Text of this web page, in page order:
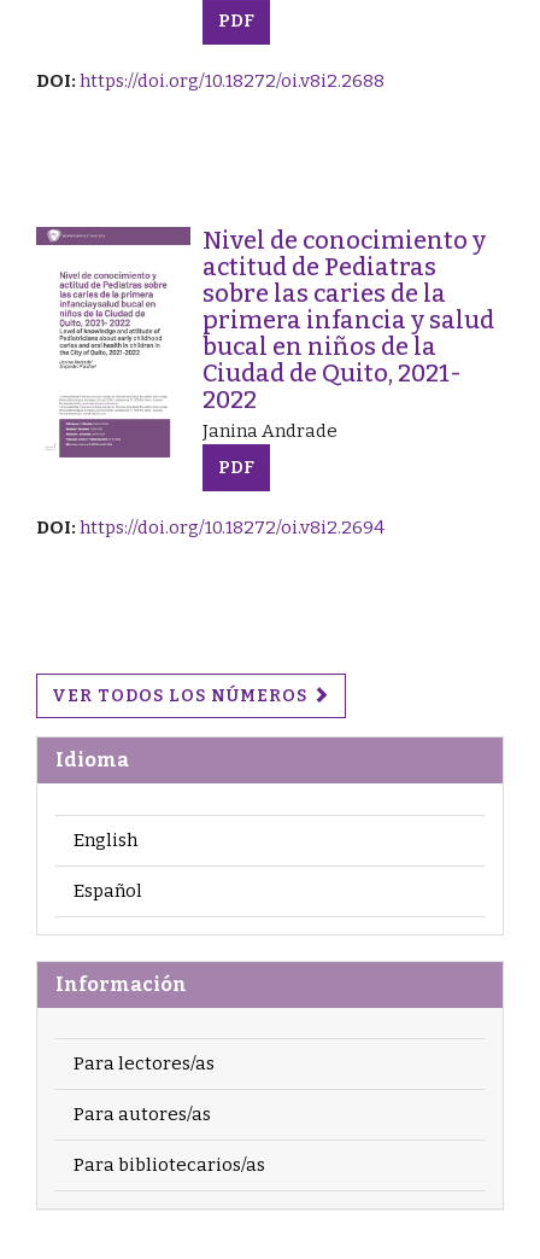
PDF
DOI: https://doi.org/10.18272/oi.v8i2.2688
Nivel de conocimiento y
actitud de Pediatras
sobre las caries de la
primera infancia y salud
bucal en niños de la
Ciudad de Quito, 2021-
2022
Janina Andrade
PDF
DOI: https://doi.org/10.18272/oi.v8i2.2694
VER TODOS LOS NÚMEROS
Idioma
English
Español
Información
Para lectores/as
Para autores/as
Para bibliotecarios/as